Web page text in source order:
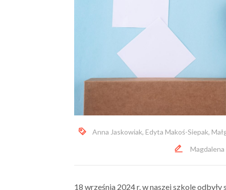
Anna Jaskowiak, Edyta Makoś-Siepak,
18 września 2024 r. w naszej szkole